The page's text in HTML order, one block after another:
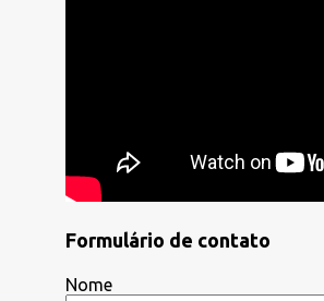
Formulário de contato
Nome